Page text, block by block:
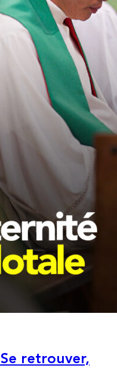
retrouver,